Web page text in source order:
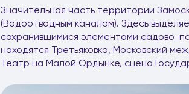
Значительная часть территории
(Водоотводным каналом). Здесь
сохранившимися элементами садово-
находятся Третьяковка, Московский
Театр на Малой Ордынке, сцена